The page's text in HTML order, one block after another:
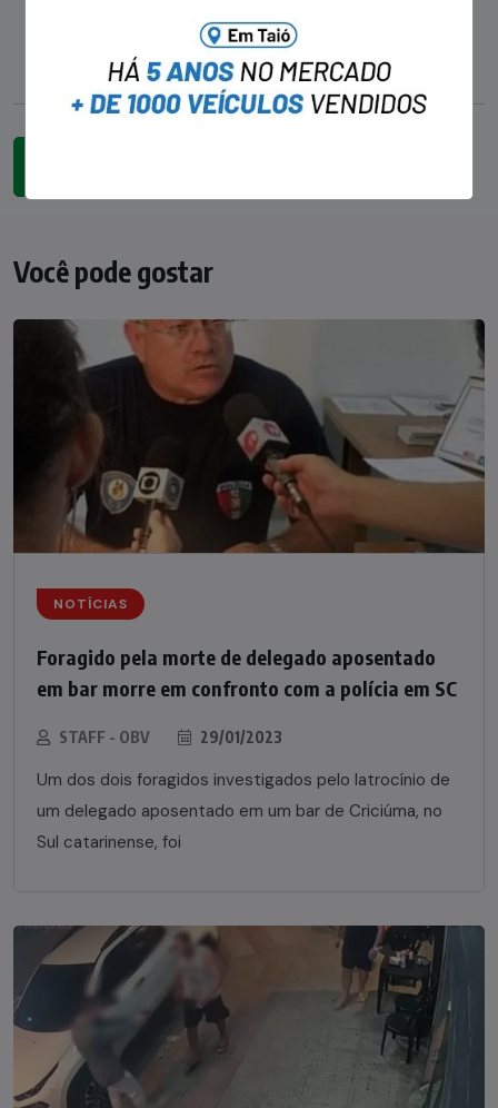
Você pode gostar
NOTÍCIAS
Foragido pela morte de delegado aposentado
em bar morre em confronto com a polícia em SC
STAFF - OBV 29/01/2023
Um dos dois foragidos investigados pelo latrocínio de
um delegado aposentado em um bar de Criciúma, no
Sul catarinense, foi